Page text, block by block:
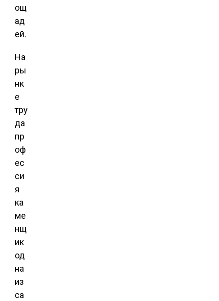
ощ
ад
ей.
На
ры
нк
е
тру
да
пр
оф
ес
си
я
ка
ме
нщ
ик
од
на
из
са